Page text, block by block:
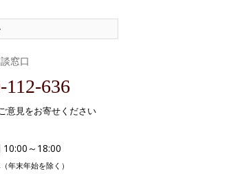
窓口
112-636
意見をお寄せください
10:00～18:00
（年末年始を除く）